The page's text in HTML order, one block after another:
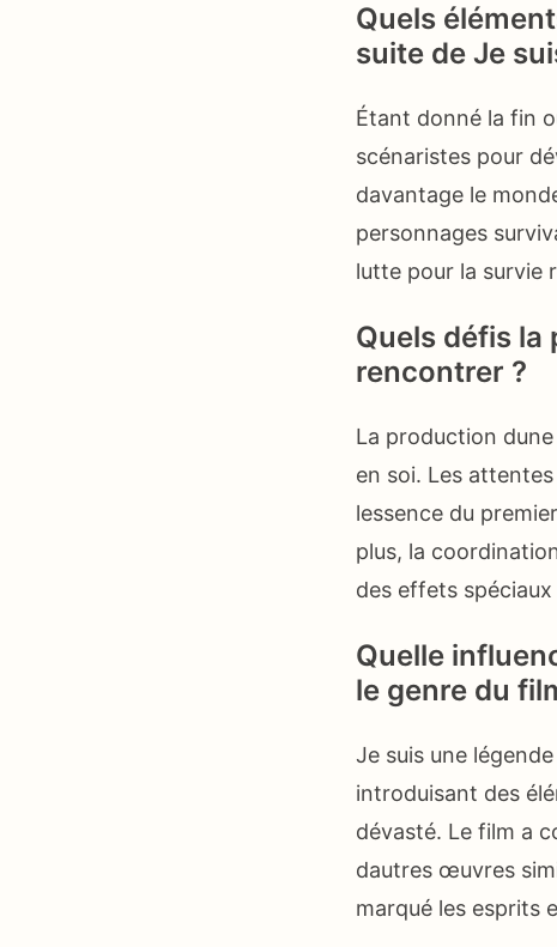
Quels
suite de Je
Étant donné la fin
scénaristes pour
davantage le
personnages
lutte pour la survie
Quels défis
rencontrer ?
La production
en soi. Les
lessence du
plus, la
des effets
Quelle
le genre du
Je suis une
introduisant des
dévasté. Le film a
dautres œuvres
marqué les esprits